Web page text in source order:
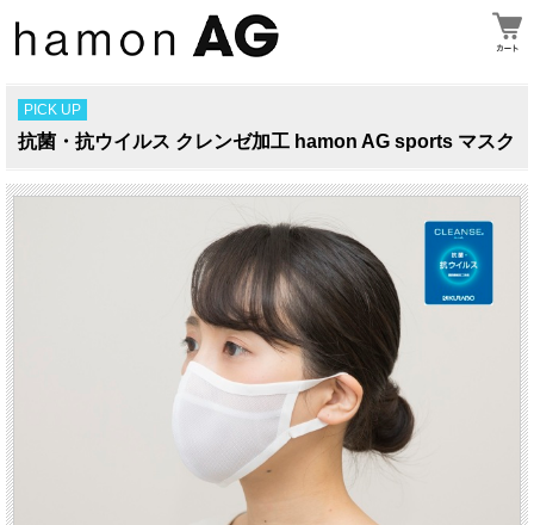
PICK UP
抗菌・抗ウイルス クレンゼ加工 hamon AG sports マスク